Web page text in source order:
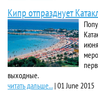
Кипр отпразднует
выходные.
читать дальше... | 01 June 2015